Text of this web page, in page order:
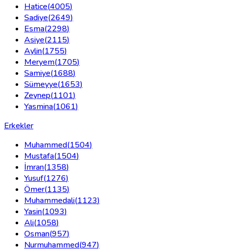
Hatice(4005)
Sadiye(2649)
Esma(2298)
Asiye(2115)
Aylin(1755)
Meryem(1705)
Samiye(1688)
Sümeyye(1653)
Zeynep(1101)
Yasmina(1061)
Erkekler
Muhammed(1504)
Mustafa(1504)
İmran(1358)
Yusuf(1276)
Ömer(1135)
Muhammedali(1123)
Yasin(1093)
Ali(1058)
Osman(957)
Nurmuhammed(947)